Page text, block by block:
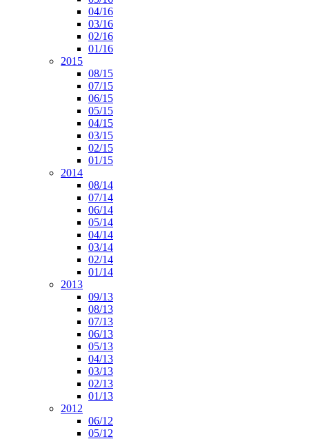
04/16
03/16
02/16
01/16
2015
08/15
07/15
06/15
05/15
04/15
03/15
02/15
01/15
2014
08/14
07/14
06/14
05/14
04/14
03/14
02/14
01/14
2013
09/13
08/13
07/13
06/13
05/13
04/13
03/13
02/13
01/13
2012
06/12
05/12